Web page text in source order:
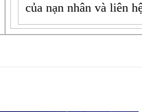
của nạn nhân và liên